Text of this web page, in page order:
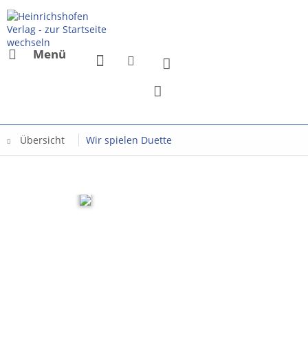
Menü
Übersicht Wir spielen Duette